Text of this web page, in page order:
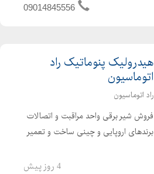
1اینچ تک بوبین و دو بوبین برندهای
09014845556
هیدرولیک پنوماتیک راد
اتوماسیون
راد اتوماسیون
فروش شیر برقی واحد مراقبت و اتصالات
برندهای اروپایی و چینی ساخت و تعمیر
انواع کیت های تعمیری جک و شیر برقی
4 روز پیش